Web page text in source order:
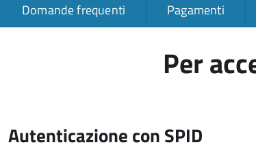
Domande frequenti Pagamenti
Per
Autenticazione con SPID